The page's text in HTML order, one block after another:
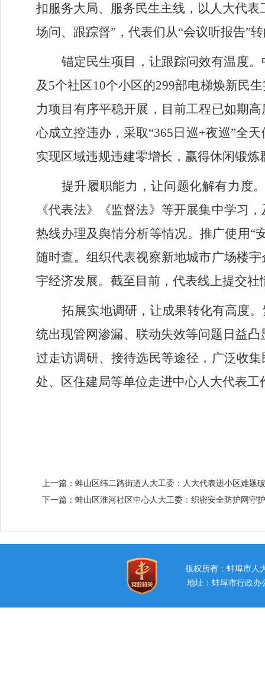
扣服务大局、服务民生主线，以人大代
场问、跟踪督”，代表们从“会议听报告”
锚定民生项目，让跟踪问效有温度。
及 5个社区10个小区的299部电梯焕新民
力项目有序平稳开展，目前工程已如期
心成立控违办，采取“365 日巡+夜巡”全
实现区域违规违建零增长，赢得休闲锻炼
提升履职能力，让问题化解有力度
《代表法》《监督法》等开展集中学习
热线办理及舆情分析等情况。推广使用“
随时查。组织代表视察新地城市广场楼
宇经济发展。 截至目前，代表线上提交社
拓展实地调研，让成果转化有高度。
统出现管网渗漏、联动失效等问题日益凸
过走访调研、接待选民等途径，广泛收
处、区住建局等单位走进中心人大代表
上一篇： 蚌山区纬二路街道人大工委：人大代表进小区难题
下一篇： 蚌山区淮河社区中心人大工委：织密安全防护网守
版权所有：蚌埠市
地址：蚌埠市行政